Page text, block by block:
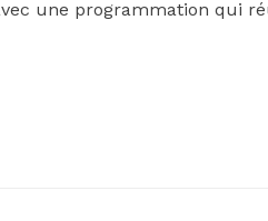
une programmation qui